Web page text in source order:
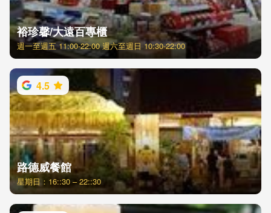
裕珍馨/大遠百專櫃
週一至週五 11:00-22:00 週六至週日 10:30-22:00
4.5
路德威餐館
星期日：16::30 – 22::30